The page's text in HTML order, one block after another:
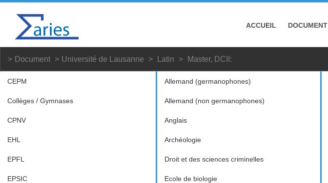
ACCUEIL DOCUMENT
Document Université de Lausanne Latin Master, DCII:
CEPM
Collèges / Gymnases
CPNV
EHL
EPFL
EPSIC
Allemand (germanophones)
Allemand (non germanophones)
Anglais
Archéologie
Droit et des sciences criminelles
Ecole de biologie